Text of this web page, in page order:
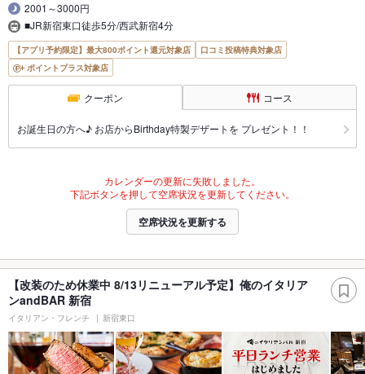
2001～3000円
■JR新宿東口徒歩5分/西武新宿4分
【アプリ予約限定】最大800ポイント還元対象店
口コミ投稿特典対象店
ポイントプラス対象店
クーポン コース
お誕生日の方へ♪ お店からBirthday特製デザートを プレゼント！！
カレンダーの更新に失敗しました。
下記ボタンを押して空席状況を更新してください。
空席状況を更新する
【改装のため休業中 8/13リニューアル予定】俺のイタリア
ンandBAR 新宿
イタリアン・フレンチ 新宿東口